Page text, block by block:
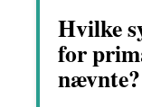
Hvilke
for
nævnte?